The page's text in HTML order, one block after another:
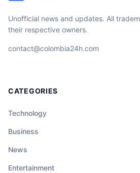
Unofficial news and updates. All
their respective owners.
contact@colombia24h.com
CATEGORIES
Technology
Business
News
Entertainment